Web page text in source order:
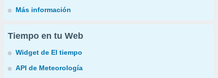
Más información
Tiempo en tu Web
Widget de El tiempo
API de Meteorología